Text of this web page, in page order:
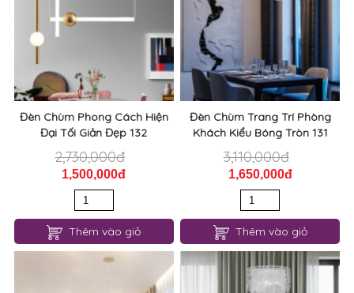
Đèn Chùm Phong Cách Hiện
Đại Tối Giản Đẹp 132
2,730,000đ
1,500,000đ
Thêm vào giỏ
Đèn Chùm Trang Trí Phòng
Khách Kiểu Bóng Tròn 131
3,110,000đ
1,650,000đ
Thêm vào giỏ